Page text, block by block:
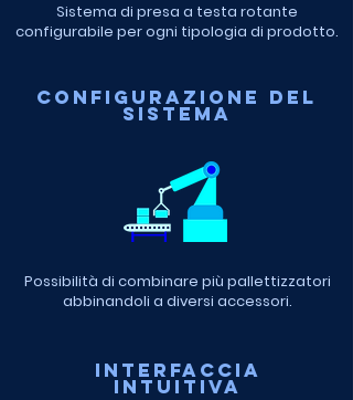
Sistema di presa a testa rotante
configurabile per ogni tipologia di prodotto.
CONFIGURAZIONE DEL
SISTEMA
Possibilità di combinare più pallettizzatori
abbinandoli a diversi accessori.
INTERFACCIA
INTUITIVA